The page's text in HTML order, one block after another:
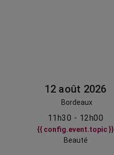
12 août 2026
Bordeaux
11h30 - 12h00
{{ config.event.topic }}
Beauté